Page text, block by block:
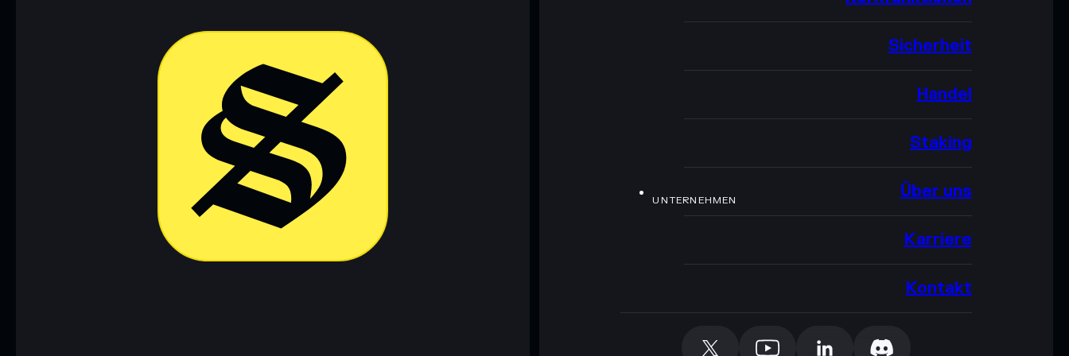
Sicherheit
Handel
Staking
UNTERNEHMEN Über uns
Karriere
Kontakt